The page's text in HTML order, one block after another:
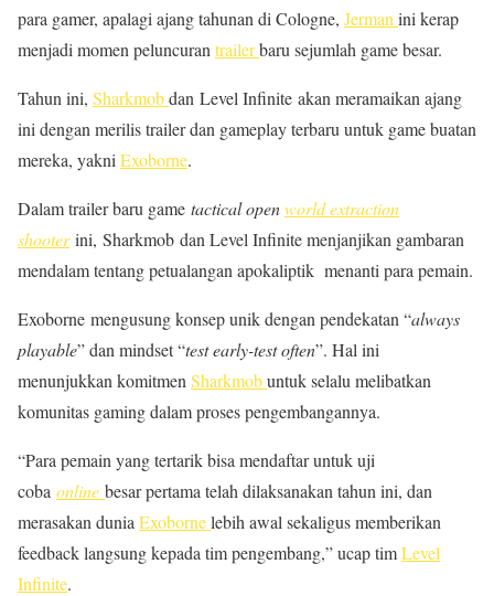
para gamer, apalagi ajang tahunan di Cologne, Jerman ini kerap
menjadi momen peluncuran trailerbaru sejumlah game besar.
Tahun ini, Sharkmobdan Level Infinite akan meramaikan ajang
ini dengan merilis trailer dan gameplay terbaru untuk game buatan
mereka, yakni Exoborne.
Dalam trailer baru game tactical openworld extraction
shooterini, Sharkmob dan Level Infinite menjanjikan gambaran
mendalam tentang petualangan apokaliptik menanti para pemain.
Exoborne mengusung konsep unik dengan pendekatan “always
playable” dan mindset “test early-test often”. Hal ini
menunjukkan komitmen Sharkmobuntuk selalu melibatkan
komunitas gaming dalam proses pengembangannya.
“Para pemain yang tertarik bisa mendaftar untuk uji
coba online besar pertama telah dilaksanakan tahun ini, dan
merasakan dunia Exobornelebih awal sekaligus memberikan
feedback langsung kepada tim pengembang,” ucap timLevel
Infinite.